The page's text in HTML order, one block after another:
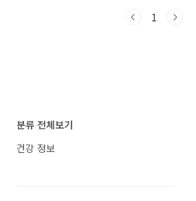
코엑스 샴푸 4개139,000원 묶음 구매가 확실히
있습니다. 삼푸 전, 빗질 한 번이면 샴푸 전, 부드
이 좋습니다. 끝이 날카로운 플라스틱 빗은 두피
에 자극..
1
분류 전체보기
건강 정보